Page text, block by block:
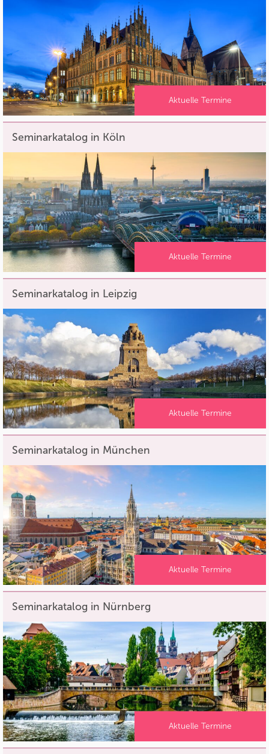
Aktuelle Termine
Seminarkatalog in Köln
Aktuelle Termine
Seminarkatalog in Leipzig
Aktuelle Termine
Seminarkatalog in München
Aktuelle Termine
Seminarkatalog in Nürnberg
Aktuelle Termine